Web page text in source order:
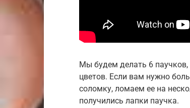
Мы будем делать 6
цветов. Если вам нужно
соломку, ломаем ее на
получились лапки паучка.